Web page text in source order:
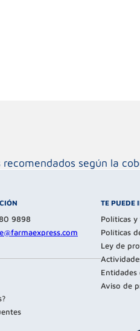
según la
9898
TE PUEDE
Políticas
Políticas
Ley de
Entidades
Aviso de